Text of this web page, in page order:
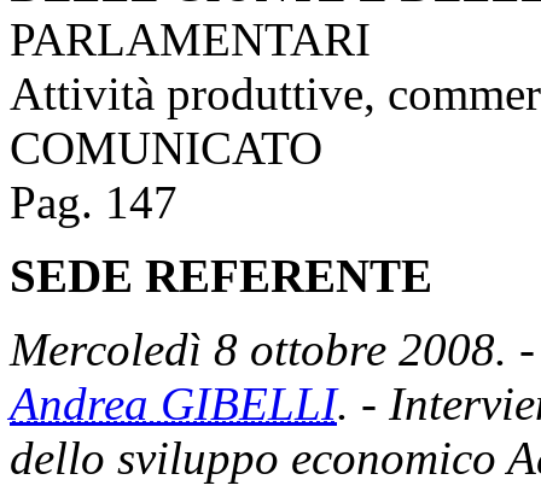
PARLAMENTARI
Attività produttive,
COMUNICATO
Pag. 147
SEDE REFERENTE
Mercoledì 8 ottobre 2008.
Andrea GIBELLI. -
dello sviluppo economico